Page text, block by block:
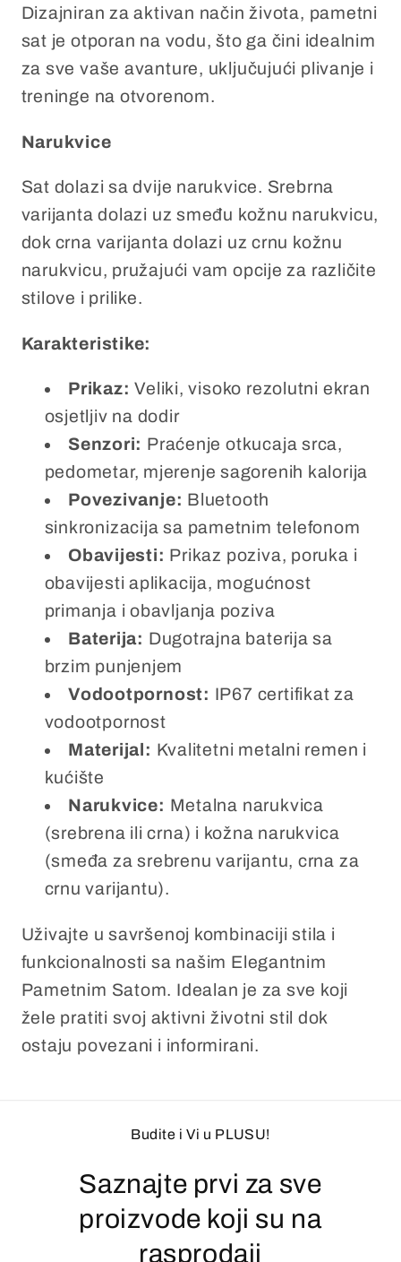
Dizajniran za aktivan način života, pametni
sat je otporan na vodu, što ga čini idealnim
za sve vaše avanture, uključujući plivanje i
treninge na otvorenom.
Narukvice
Sat dolazi sa dvije narukvice. Srebrna
varijanta dolazi uz smeđu kožnu narukvicu,
dok crna varijanta dolazi uz crnu kožnu
narukvicu, pružajući vam opcije za različite
stilove i prilike.
Karakteristike:
Prikaz: Veliki, visoko rezolutni ekran
osjetljiv na dodir
Senzori: Praćenje otkucaja srca,
pedometar, mjerenje sagorenih kalorija
Povezivanje: Bluetooth
sinkronizacija sa pametnim telefonom
Obavijesti: Prikaz poziva, poruka i
obavijesti aplikacija, mogućnost
primanja i obavljanja poziva
Baterija: Dugotrajna baterija sa
brzim punjenjem
Vodootpornost: IP67 certifikat za
vodootpornost
Materijal: Kvalitetni metalni remen i
kućište
Narukvice: Metalna narukvica
(srebrena ili crna) i kožna narukvica
(smeđa za srebrenu varijantu, crna za
crnu varijantu).
Uživajte u savršenoj kombinaciji stila i
funkcionalnosti sa našim Elegantnim
Pametnim Satom. Idealan je za sve koji
žele pratiti svoj aktivni životni stil dok
ostaju povezani i informirani.
Budite i Vi u PLUSU!
Saznajte prvi za sve
proizvode koji su na
rasprodaji